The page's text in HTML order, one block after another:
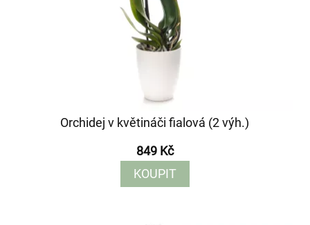
Orchidej v květináči fialová (2 výh.)
849 Kč
KOUPIT